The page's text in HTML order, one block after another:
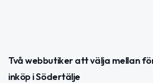
Två webbutiker att välja mellan
inköp i Södertälje